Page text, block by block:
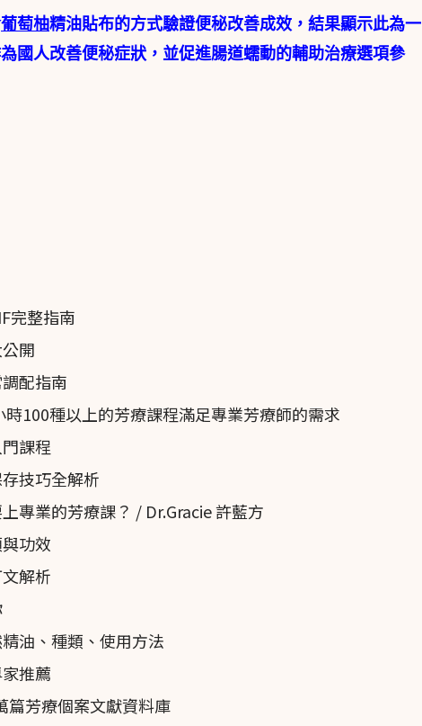
葡萄柚精油貼布的方式驗證便秘改善成效，結果顯示此為一
國人改善便秘症狀，並促進腸道蠕動的輔助治療選項參
完整指南
開
配指南
100種以上的芳療課程滿足專業芳療師的需求
課程
技巧全解析
專業的芳療課？ / Dr.Gracie 許藍方
功效
解析
油、種類、使用方法
推薦
篇芳療個案文獻資料庫